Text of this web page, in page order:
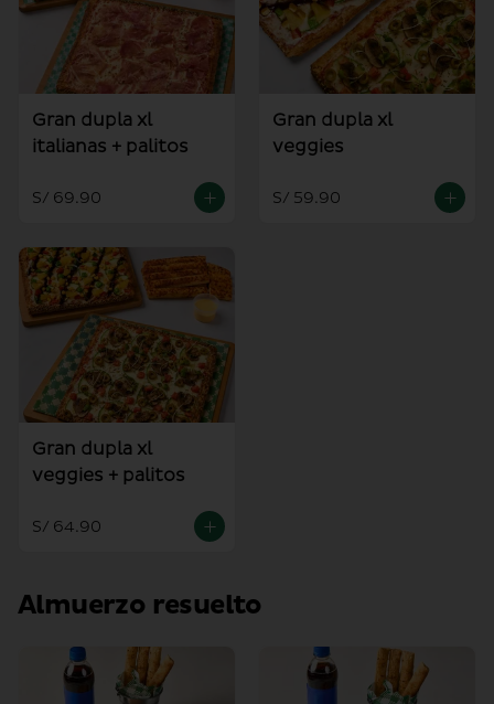
Gran dupla xl
italianas + palitos
S/ 69.90
Gran dupla xl
veggies
S/ 59.90
Gran dupla xl
veggies + palitos
S/ 64.90
Almuerzo resuelto